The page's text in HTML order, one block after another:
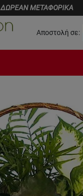
ΔΩΡΕΑΝ ΜΕΤΑΦΟΡΙΚΑ
Αποστολή σε: